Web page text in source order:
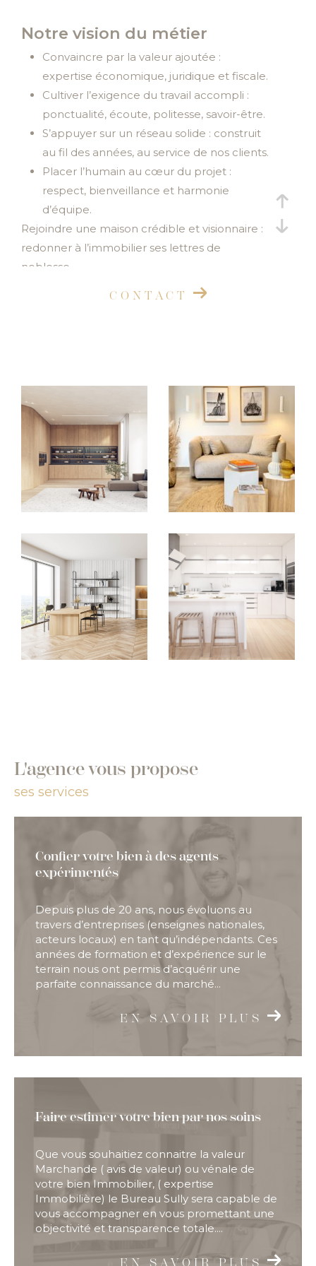
Notre vision du métier
Convaincre par la valeur ajoutée :
expertise économique, juridique et fiscale.
Cultiver l’exigence du travail accompli :
ponctualité, écoute, politesse, savoir-être.
S’appuyer sur un réseau solide : construit
au fil des années, au service de nos clients.
Placer l’humain au cœur du projet :
respect, bienveillance et harmonie
d’équipe.
Rejoindre une maison crédible et visionnaire :
redonner à l’immobilier ses lettres de
noblesse.
CONTACT
L'agence vous propose
ses services
Confier votre bien à des agents
expérimentés
Depuis plus de 20 ans, nous évoluons au
travers d’entreprises (enseignes nationales,
acteurs locaux) en tant qu’indépendants. Ces
années de formation et d’expérience sur le
terrain nous ont permis d’acquérir une
parfaite connaissance du marché...
EN SAVOIR PLUS
Faire estimer votre bien par nos soins
Que vous souhaitiez connaitre la valeur
Marchande ( avis de valeur) ou vénale de
votre bien Immobilier, ( expertise
Immobilière) le Bureau Sully sera capable de
vous accompagner en vous promettant une
objectivité et transparence totale....
EN SAVOIR PLUS
Surface
Pièces
Pièces
Référence
AFFINER LES CRITÈRES
TERRASSE PARKING
FILTRER PAR
RECHERCHER